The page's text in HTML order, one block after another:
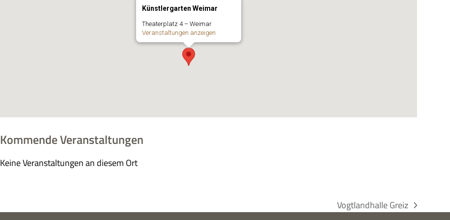
Künstlergarten Weimar
Thea­ter­platz 4 – Weimar
Ver­an­stal­tun­gen anzeigen
Kommende Veranstaltungen
Keine Ver­an­stal­tun­gen an die­sem Ort
Nächster
Vogtlandhalle Greiz